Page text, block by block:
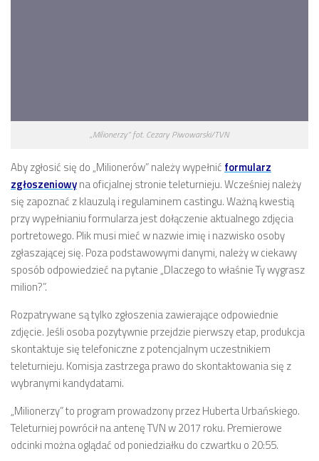
„Milionerzy” fot. Cezary Piwowarski/TVN
Aby zgłosić się do „Milionerów” należy wypełnić formularz
zgłoszeniowyna oficjalnej stronie teleturnieju. Wcześniej należy
się zapoznać z klauzulą i regulaminem castingu. Ważną kwestią
przy wypełnianiu formularza jest dołączenie aktualnego zdjęcia
portretowego. Plik musi mieć w nazwie imię i nazwisko osoby
zgłaszającej się. Poza podstawowymi danymi, należy w ciekawy
sposób odpowiedzieć na pytanie „Dlaczego to właśnie Ty wygrasz
milion?”.
Rozpatrywane są tylko zgłoszenia zawierające odpowiednie
zdjęcie. Jeśli osoba pozytywnie przejdzie pierwszy etap, produkcja
skontaktuje się telefoniczne z potencjalnym uczestnikiem
teleturnieju. Komisja zastrzega prawo do skontaktowania się z
wybranymi kandydatami.
„Milionerzy” to program prowadzony przez Huberta Urbańskiego.
Teleturniej powrócił na antenę TVN w 2017 roku. Premierowe
odcinki można oglądać od poniedziałku do czwartku o 20:55.